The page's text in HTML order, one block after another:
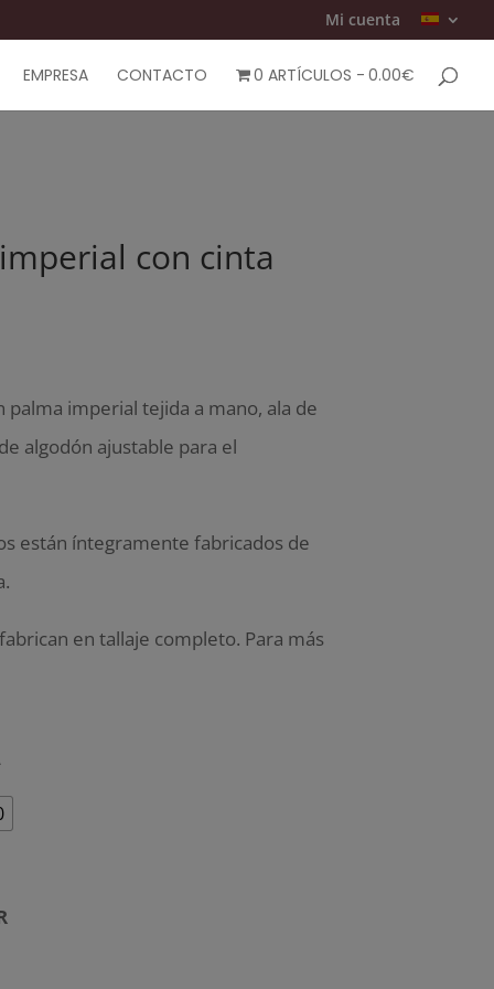
Mi cuenta
EMPRESA CONTACTO 0 ARTÍCULOS 0.00€
con cinta
imperial tejida a mano, ala de
algodón ajustable para el
están íntegramente fabricados de
en tallaje completo. Para más